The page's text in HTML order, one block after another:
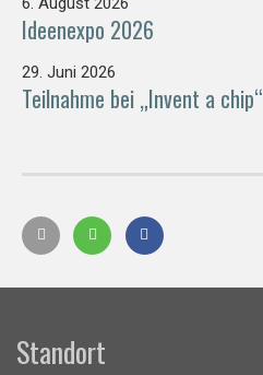
Ideenexpo 2026
29. Juni 2026
Teilnahme bei „Invent a chip“
Standort